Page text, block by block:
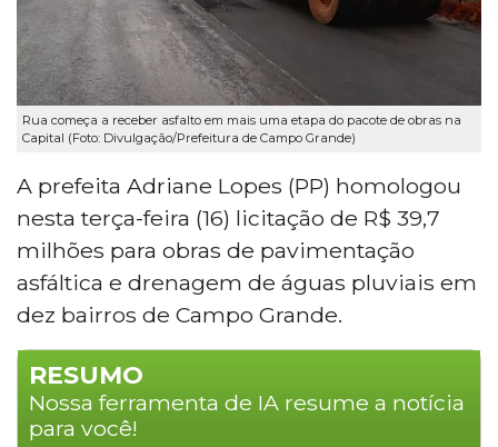
Rua começa a receber asfalto em mais uma etapa do pacote de obras na
Capital (Foto: Divulgação/Prefeitura de Campo Grande)
A prefeita Adriane Lopes (PP) homologou
nesta terça-feira (16) licitação de R$ 39,7
milhões para obras de pavimentação
asfáltica e drenagem de águas pluviais em
dez bairros de Campo Grande.
RESUMO
Nossa ferramenta de IA resume a notícia
para você!